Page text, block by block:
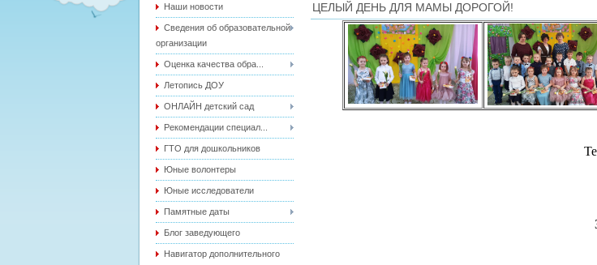
Наши новости
Сведения об образовательной
организации
Оценка качества обра...
Летопись ДОУ
ОНЛАЙН детский сад
Рекомендации специал...
ГТО для дошкольников
Юные волонтеры
Юные исследователи
Памятные даты
Блог заведующего
Навигатор дополнительного
ЦЕЛЫЙ ДЕНЬ ДЛЯ МАМЫ ДОРОГОЙ!